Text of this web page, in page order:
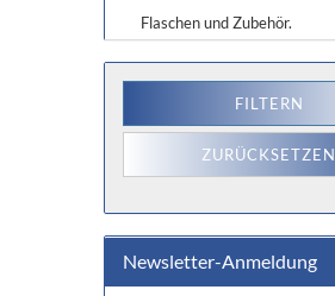
Flaschen und Zubehör.
FILTERN
ZURÜCKSETZEN
Newsletter-Anmeldung